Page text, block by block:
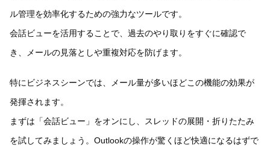
ル管理を効率化するための強力なツールです。
会話ビューを活用することで、過去のやり取りをすぐに確認で
き、メールの見落としや重複対応を防げます。
特にビジネスシーンでは、メール量が多いほどこの機能の効果が
発揮されます。
まずは「会話ビュー」をオンにし、スレッドの展開・折りたたみ
を試してみましょう。Outlookの操作が驚くほど快適になるはずで